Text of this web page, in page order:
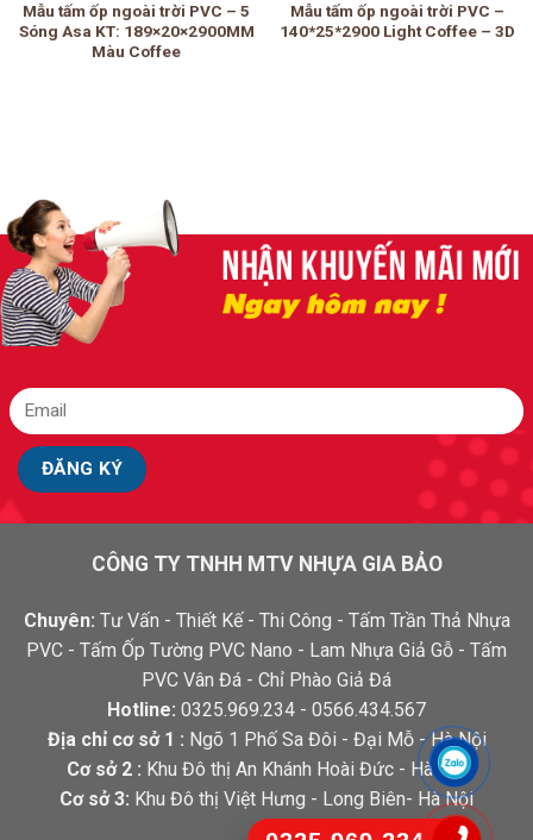
Mẫu tấm ốp ngoài trời PVC – 5
Sóng Asa KT: 189×20×2900MM
Màu Coffee
Mẫu tấm ốp ngoài trời PVC –
140*25*2900 Light Coffee – 3D
CÔNG TY TNHH MTV NHỰA GIA BẢO
Chuyên: Tư Vấn - Thiết Kế - Thi Công - Tấm Trần Thả Nhựa
PVC - Tấm Ốp Tường PVC Nano - Lam Nhựa Giả Gỗ - Tấm
PVC Vân Đá - Chỉ Phào Giả Đá
Hotline: 0325.969.234 - 0566.434.567
Địa chỉ cơ sở 1 : Ngõ 1 Phố Sa Đôi - Đại Mỗ - Hà Nội
Cơ sở 2 : Khu Đô thị An Khánh Hoài Đức - Hà Nội
Cơ sở 3: Khu Đô thị Việt Hưng - Long Biên- Hà Nội